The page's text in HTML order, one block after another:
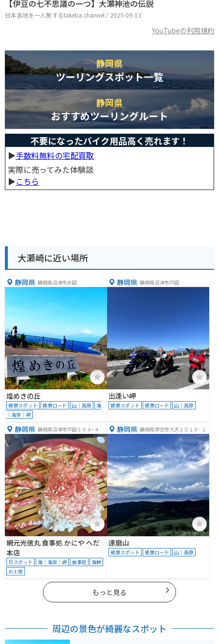
【伊豆の七不思議の一つ】大瀬神池の伝説
日本各地を一人旅するtakeba channel / 2025-09-13
YouTubeの利用規約
静岡県
ツーリングスポット一覧
静岡県
おすすめツーリングルート
不要になったバイク用品高く売れます！
▶︎手数料無料の宅配買取
実際に売ってみた体験談
▶︎こちら
大瀬崎に近い場所
静岡県 静岡県沼津市井田
煌めきの丘
絶景スポット 絶景ロード 山｜高原
海
｜海岸｜岬
静岡県 静岡県沼津市戸田
出逢い岬
絶景スポット 絶景ロード 山｜高原
静岡県 静岡県沼津市戸田３５４−４
網元光徳丸 食事処 かにや へだ
本店
珍スポット 海｜海岸｜岬 食事処
海鮮
お土産
静岡県 静岡県伊豆市大沢１０１８−１
達磨山
絶景スポット 絶景ロード 山｜高原
もっと見る
周辺の景色が綺麗なスポット